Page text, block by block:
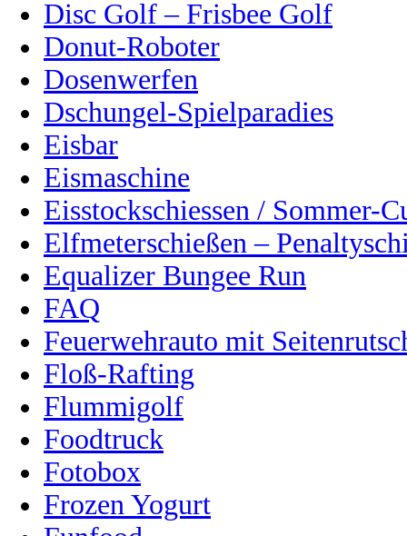
Disc Golf – Frisbee Golf
Donut-Roboter
Dosenwerfen
Dschungel-Spielparadies
Eisbar
Eismaschine
Eisstockschiessen / Sommer-
Elfmeterschießen –
Equalizer Bungee Run
FAQ
Feuerwehrauto mit
Floß-Rafting
Flummigolf
Foodtruck
Fotobox
Frozen Yogurt